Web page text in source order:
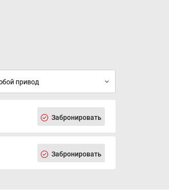
Забронировать
Забронировать